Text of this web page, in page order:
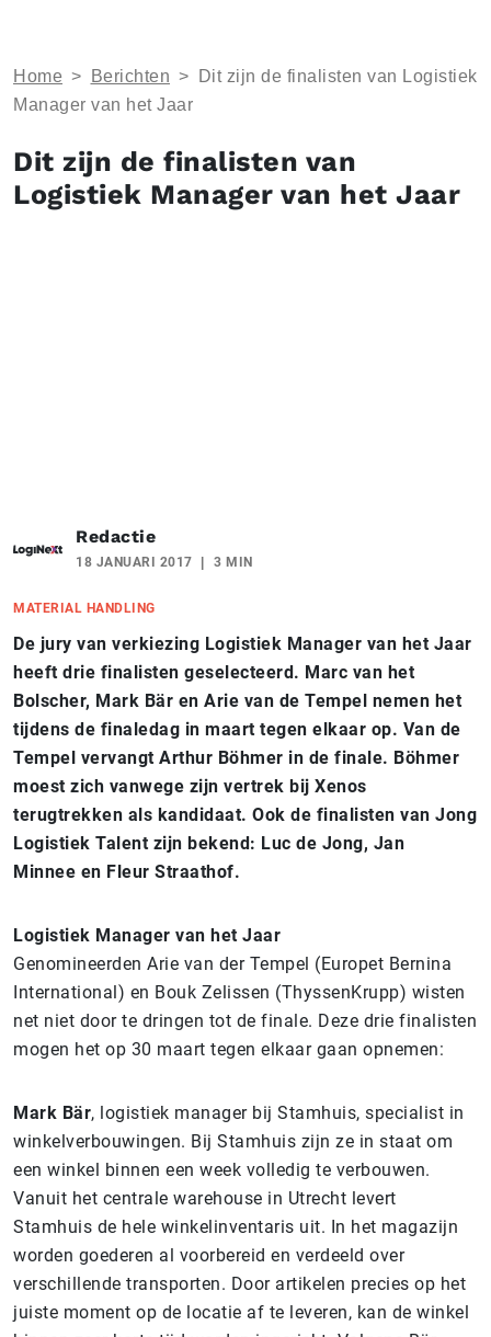
Home > Berichten >
Dit zijn de finalisten van Logistiek
Manager van het Jaar
Dit zijn de finalisten van
Logistiek Manager van het Jaar
Redactie
18 JANUARI 2017 3 MIN
MATERIAL HANDLING
De jury van verkiezing Logistiek Manager van het Jaar
heeft drie finalisten geselecteerd. Marc van het
Bolscher, Mark Bär en Arie van de Tempel nemen het
tijdens de finaledag in maart tegen elkaar op. Van de
Tempel vervangt Arthur Böhmer in de finale. Böhmer
moest zich vanwege zijn vertrek bij Xenos
terugtrekken als kandidaat. Ook de finalisten van Jong
Logistiek Talent zijn bekend: Luc de Jong, Jan
Minnee en Fleur Straathof.
Logistiek Manager van het Jaar
Genomineerden Arie van der Tempel (‎Europet Bernina
International) en Bouk Zelissen (ThyssenKrupp) wisten
net niet door te dringen tot de finale. Deze drie finalisten
mogen het op 30 maart tegen elkaar gaan opnemen:
Mark Bär, logistiek manager bij Stamhuis, specialist in
winkelverbouwingen. Bij Stamhuis zijn ze in staat om
een winkel binnen een week volledig te verbouwen.
Vanuit het centrale warehouse in Utrecht levert
Stamhuis de hele winkelinventaris uit. In het magazijn
worden goederen al voorbereid en verdeeld over
verschillende transporten. Door artikelen precies op het
juiste moment op de locatie af te leveren, kan de winkel